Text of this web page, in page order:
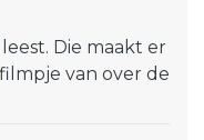
Die maakt er
van over de